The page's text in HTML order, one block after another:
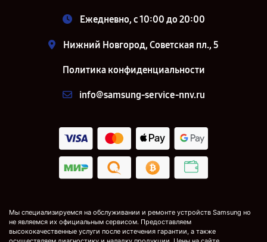
Ежедневно, с 10:00 до 20:00
Нижний Новгород, Советская пл., 5
Политика конфиденциальности
info@samsung-service-nnv.ru
Мы специализируемся на обслуживании и ремонте устройств Samsung но
не являемся их официальным сервисом. Предоставляем
высококачественные услуги после истечения гарантии, а также